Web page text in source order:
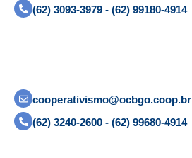
(62) 3093-3979 - (62) 99180-4914
cooperativismo@ocbgo.coop.br
(62) 3240-2600 - (62) 99680-4914